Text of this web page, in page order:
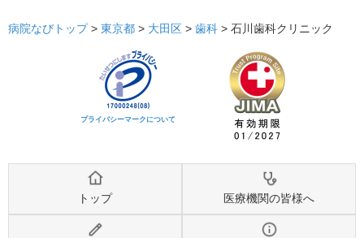
病院なびトップ > 東京都 > 大田区 > 歯科 > 石川歯科クリニック
プライバシーマークについて
トップ 医療機関の皆様へ